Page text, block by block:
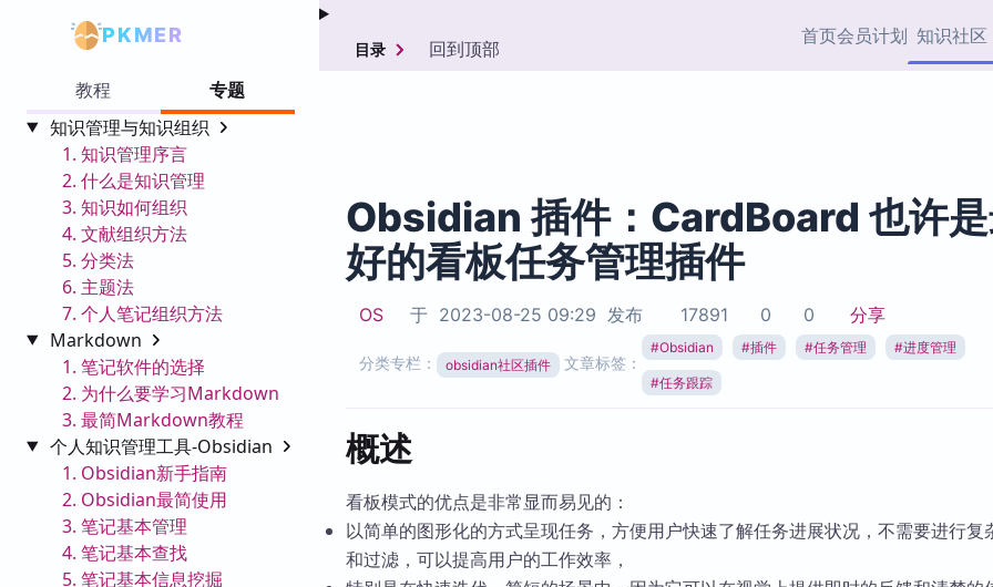
PKMER 首页会员计划 知识社区
协作者
Zotero 专题
Obsidian 专题
载
PKMer Market
加速访问 Obsidian 官方
Zotero 插件
教程
专题
知识管理与知识组织
1. 知识管理序言
2. 什么是知识管理
3. 知识如何组织
4. 文献组织方法
5. 分类法
6. 主题法
7. 个人笔记组织方法
Markdown
1. 笔记软件的选择
2. 为什么要学习Markdown
3. 最简Markdown教程
个人知识管理工具-Obsidian
1. Obsidian新手指南
2. Obsidian最简使用
3. 笔记基本管理
4. 笔记基本查找
5. 笔记基本信息挖掘
目录 回到顶部
Obsidian 插件：CardBoard 也许
好的看板任务管理插件
OS 于 2023-08-25 09:29 发布 17891 0 0 分享
分类专栏： obsidian社区插件 文章标签：
#Obsidian #插件 #任务管理 #进度管理
#任务跟踪
概述
看板模式的优点是非常显而易见的：
以简单的图形化的方式呈现任务，方便用户快速了解任务进展状况，不需要进行复
和过滤，可以提高用户的工作效率，